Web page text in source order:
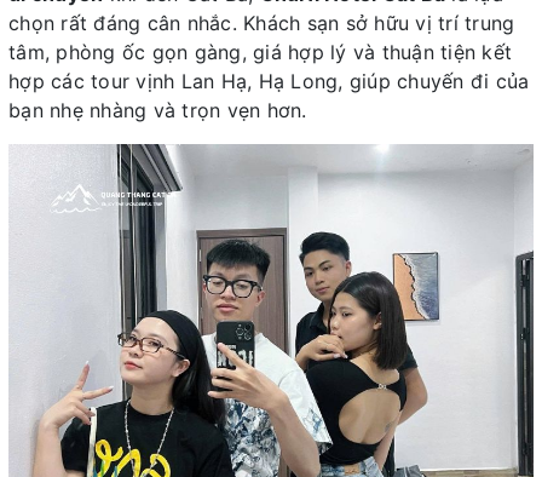
chọn rất đáng cân nhắc. Khách sạn sở hữu vị trí trung
tâm, phòng ốc gọn gàng, giá hợp lý và thuận tiện kết
hợp các tour vịnh Lan Hạ, Hạ Long, giúp chuyến đi của
bạn nhẹ nhàng và trọn vẹn hơn.